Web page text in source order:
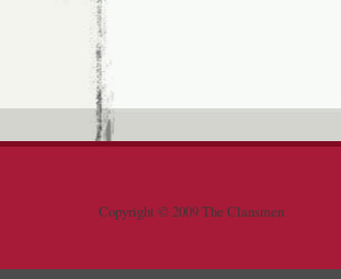
Copyright © 2009 The Clansmen